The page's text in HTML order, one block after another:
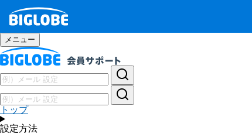
メニュー
トップ
設定方法